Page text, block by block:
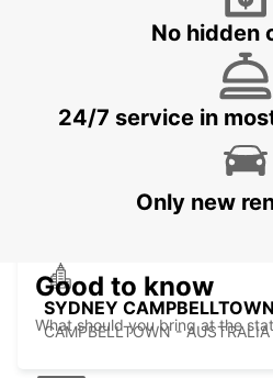
SYDNEY CAMPBELLTOWN
CAMPBELLTOWN - AUSTRALIA
No hidden
24/7 service in
Only new
Good to know
What should you bring at the